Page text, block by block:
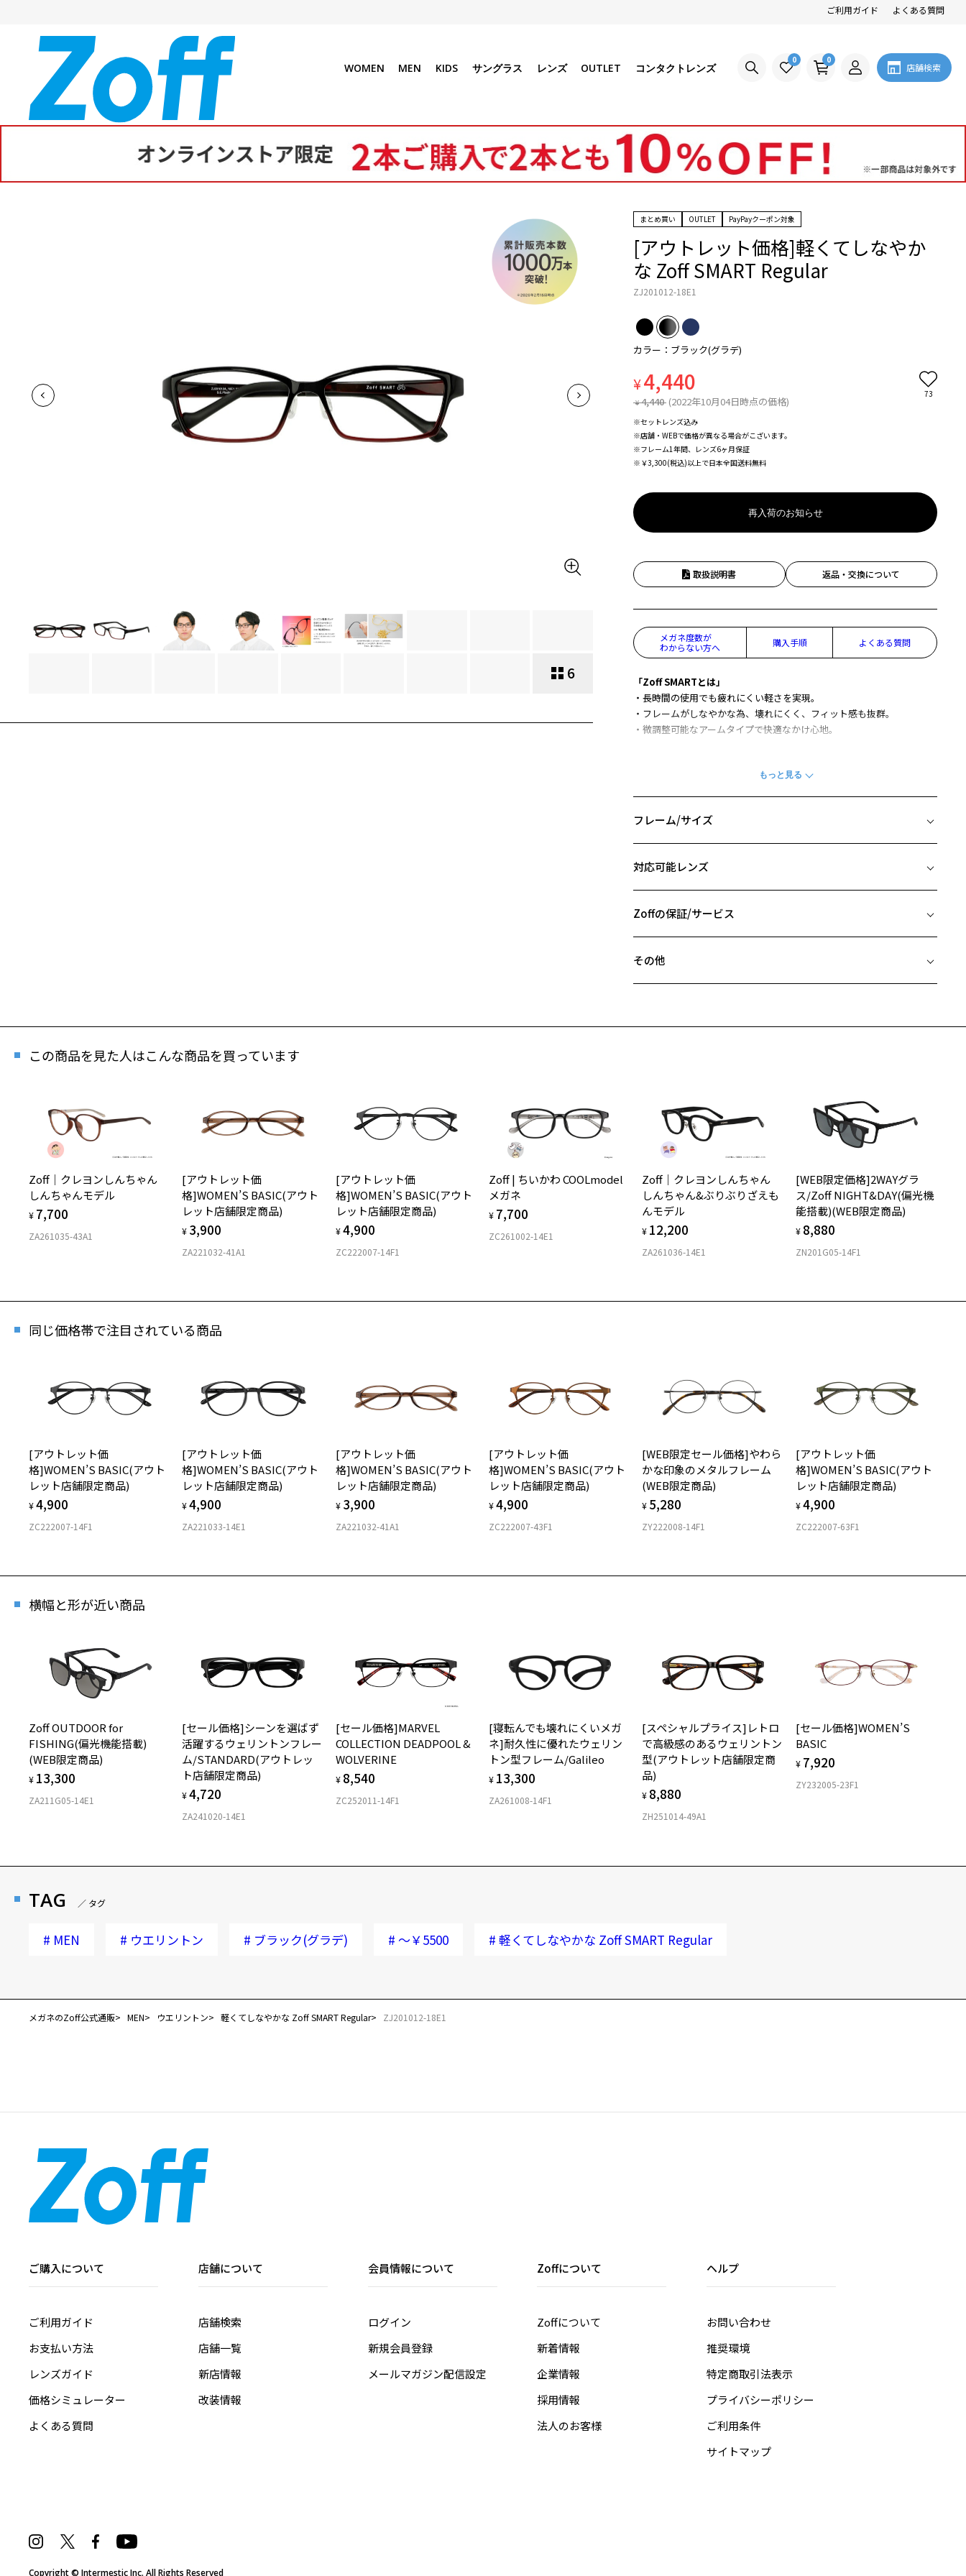
ご利用ガイド よくある質問
WOMEN MEN KIDS サングラス レンズ OUTLET コンタクトレンズ
0 0
店舗検索
6
まとめ買い OUTLET PayPayクーポン対象
[アウトレット価格]軽くてしなやか
な Zoff SMART Regular
ZJ201012-18E1
カラー：ブラック(グラデ)
¥4,440
¥ 4,440 (2022年10月04日時点の価格)
73
※セットレンズ込み
※店舗・WEBで価格が異なる場合がこざいます。
※フレーム1年間、レンズ6ヶ月保証
※￥3,300(税込)以上で日本全国送料無料
再入荷のお知らせ
再入荷お知らせメールのお申し込み
「再入荷お知らせメール」はZoffオンラインストア会員さまのみ対象となります。
※商品が再入荷された際にメールでお知らせします。
店舗への再入荷ではございませんのでご了承ください。
※人気商品に関しては、メール配信後、即完売する場合がございます。
取扱説明書 返品・交換について
メガネ度数が
わからない方へ
購入手順 よくある質問
「Zoff SMARTとは」
・長時間の使用でも疲れにくい軽さを実現。
・フレームがしなやかな為、壊れにくく、フィット感も抜群。
・微調整可能なアームタイプで快適なかけ心地。
内側にゆるやかなカーブを描くテンプル空洞構造で、フィット感が増し
※柄や色味の出方に個体差があり、画像と異なる場合がございます。
フレーム/サイズ
B ブリッジ(鼻部分)の横幅：16mm
お持ちのZoffメガネサイズを確認するには？
仕上がり寸法
D 仕上がりの横幅：約145mm
E 仕上がりの縦幅：約36mm
ウエリントン
フロント素材：スーパーエンジニアリング・プラスチック
対応可能レンズ
フレームとレンズの合計料金を知りたい方へ
Zoffの保証/サービス
安心2 視力測定無料
視力の変化を早めに発見するために、定期的な視力測定をおす
すめいたします。
安心3 かかり具合調整無料
フレームの歪みやかかり具合の調整・クリーニングは、全国の
Zoff店舗にていつでも対応いたします。
その他
＜メガネの度数情報がわからない方へ＞
オンラインストアでフレームのみ購入して、
ご購入時に「レンズ交換券」をお選びいただくと、実店舗で度数を測定
のうえ、
度付きレンズ（標準セットレンズ）へ無料交換いただけます。
詳しくはこちら
実店舗で度数を測定いただけます
この商品を見た人はこんな商品を買っています
Zoff｜クレヨンしんちゃん
しんちゃんモデル
¥ 7,700
ZA261035-43A1
[アウトレット価
格]WOMEN’S BASIC(アウト
レット店舗限定商品)
¥ 3,900
ZA221032-41A1
[アウトレット価
格]WOMEN’S BASIC(アウト
レット店舗限定商品)
¥4,900
ZC222007-14F1
Zoff | ちいかわ COOLmodel
メガネ
¥ 7,700
ZC261002-14E1
Zoff｜クレヨンしんちゃん
しんちゃん&ぶりぶりざえも
んモデル
¥ 12,200
ZA261036-14E1
[WEB限定価格]2WAYグラ
ス/Zoff NIGHT&DAY(偏光機
能搭載)(WEB限定商品)
¥ 8,880
ZN201G05-14F1
同じ価格帯で注目されている商品
[アウトレット価
格]WOMEN’S BASIC(アウト
レット店舗限定商品)
¥4,900
ZC222007-14F1
[アウトレット価
格]WOMEN’S BASIC(アウト
レット店舗限定商品)
¥4,900
ZA221033-14E1
[アウトレット価
格]WOMEN’S BASIC(アウト
レット店舗限定商品)
¥ 3,900
ZA221032-41A1
[アウトレット価
格]WOMEN’S BASIC(アウト
レット店舗限定商品)
¥4,900
ZC222007-43F1
[WEB限定セール価格]やわら
かな印象のメタルフレーム
(WEB限定商品)
¥ 5,280
ZY222008-14F1
[アウトレット価
格]WOMEN’S BASIC(アウト
レット店舗限定商品)
¥4,900
ZC222007-63F1
横幅と形が近い商品
Zoff OUTDOOR for
FISHING(偏光機能搭載)
(WEB限定商品)
¥ 13,300
ZA211G05-14E1
[セール価格]シーンを選ばず
活躍するウェリントンフレー
ム/STANDARD(アウトレッ
ト店舗限定商品)
¥4,720
ZA241020-14E1
[セール価格]MARVEL
COLLECTION DEADPOOL &
WOLVERINE
¥ 8,540
ZC252011-14F1
[寝転んでも壊れにくいメガ
ネ]耐久性に優れたウェリン
トン型フレーム/Galileo
¥ 13,300
ZA261008-14F1
[スペシャルプライス]レトロ
で高級感のあるウェリントン
型(アウトレット店舗限定商
品)
¥ 8,880
ZH251014-49A1
[セール価格]WOMEN’S
BASIC
¥ 7,920
ZY232005-23F1
TAG ／ タグ
# MEN # ウエリントン # ブラック(グラデ) # ～￥5500 # 軽くてしなやかな Zoff SMART Regular
メガネのZoff公式通販 MEN ウエリントン 軽くてしなやかな Zoff SMART Regular ZJ201012-18E1
ご購入について
ご利用ガイド
お支払い方法
レンズガイド
価格シミュレーター
よくある質問
店舗について
店舗検索
店舗一覧
新店情報
改装情報
会員情報について
ログイン
新規会員登録
メールマガジン配信設定
Zoffについて
Zoffについて
新着情報
企業情報
採用情報
法人のお客様
ヘルプ
お問い合わせ
推奨環境
特定商取引法表示
プライバシーポリシー
ご利用条件
サイトマップ
Copyright © Intermestic Inc. All Rights Reserved